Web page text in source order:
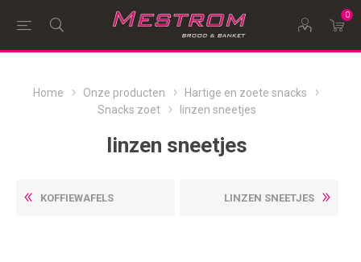
0
Home Onze producten
Hartige en zoete snacks
Snacks zoet
linzen sneetjes
linzen sneetjes
KOFFIEWAFELS LINZEN SNEETJES